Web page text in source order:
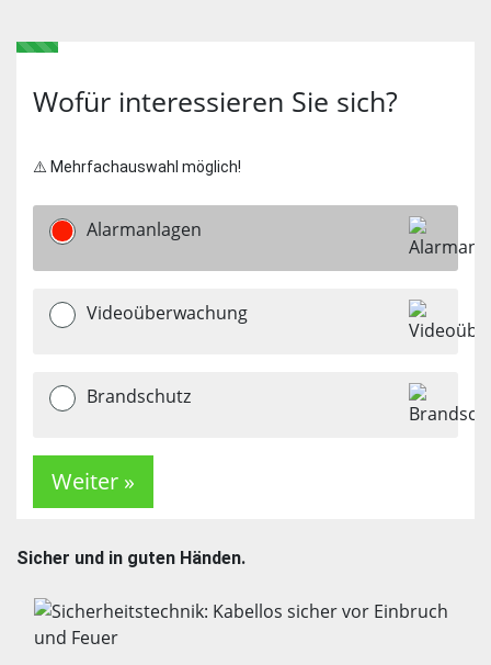
Wofür interessieren Sie sich?
⚠️ Mehrfachauswahl möglich!
Alarmanlagen
Videoüberwachung
Brandschutz
Sicher und in guten Händen.